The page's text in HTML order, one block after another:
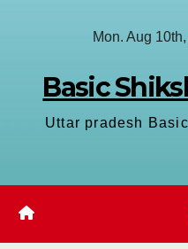
Mon. Aug
Basic
Uttar pradesh